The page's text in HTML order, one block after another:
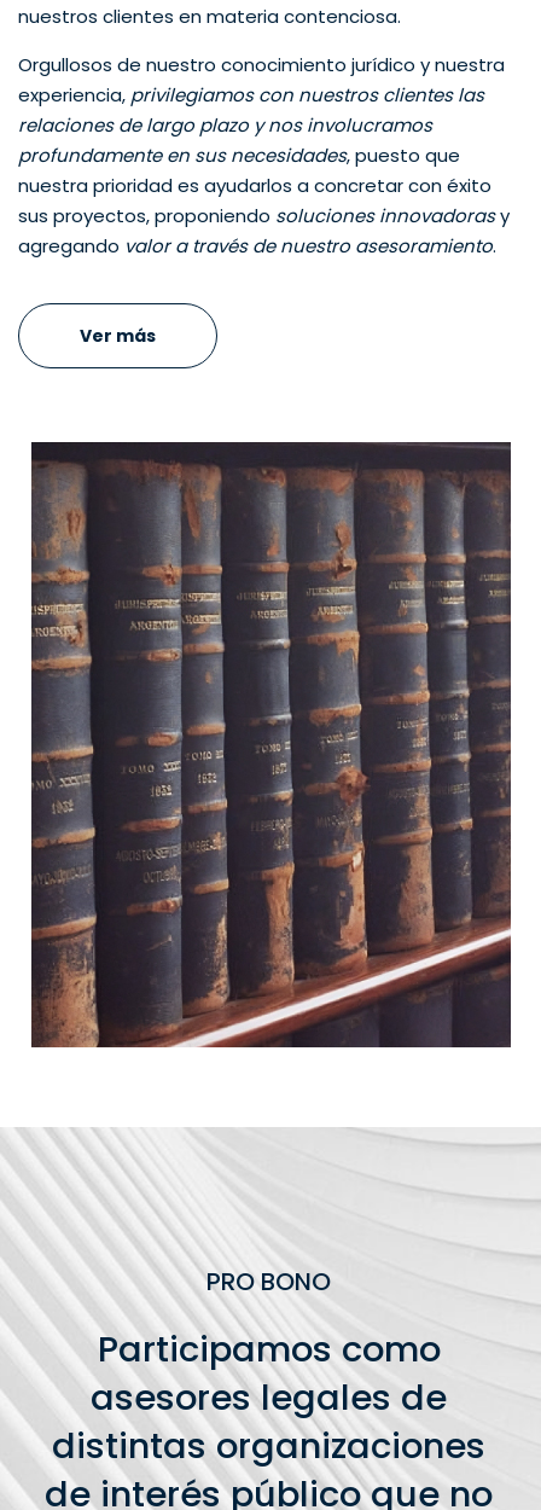
nuestros clientes en materia contenciosa.
Orgullosos de nuestro conocimiento jurídico y nuestra
experiencia, privilegiamos con nuestros clientes las
relaciones de largo plazo y nos involucramos
profundamente en sus necesidades, puesto que
nuestra prioridad es ayudarlos a concretar con éxito
sus proyectos, proponiendo soluciones innovadorasy
agregando valor a través de nuestro asesoramiento.
Ver más
PRO BONO
Participamos como
asesores legales de
distintas organizaciones
de interés público que no